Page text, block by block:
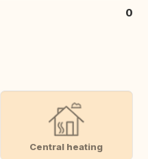
0
Central heating